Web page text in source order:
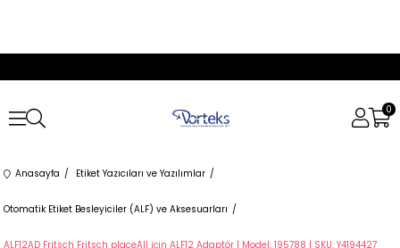
0
Anasayfa Etiket Yazıcıları ve Yazılımlar
Otomatik Etiket Besleyiciler (ALF) ve Aksesuarları
ALF12AD Fritsch Fritsch placeAll için ALF12 Adaptör | Model: 195788 | SKU: Y4194427